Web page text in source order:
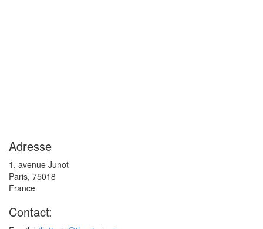
Adresse
1, avenue Junot
Paris, 75018
France
Contact: